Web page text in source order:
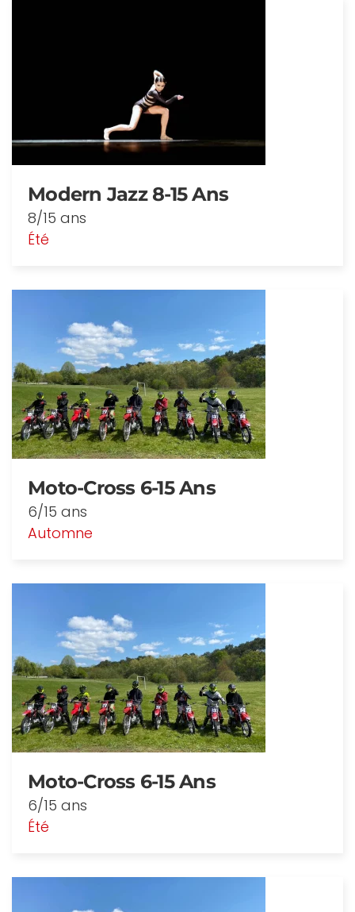
Modern Jazz 8-15 Ans
8/15 ans
Été
Moto-Cross 6-15 Ans
6/15 ans
Automne
Moto-Cross 6-15 Ans
6/15 ans
Été